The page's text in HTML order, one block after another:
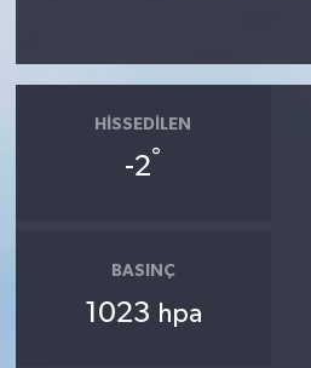
HISSEDILEN
-2°
BASINÇ
1023 hpa